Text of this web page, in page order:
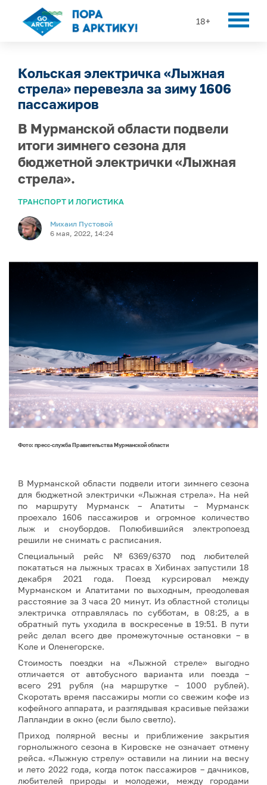
18+
Кольская электричка «Лыжная
стрела» перевезла за зиму 1606
пассажиров
В Мурманской области подвели
итоги зимнего сезона для
бюджетной электрички «Лыжная
стрела».
ТРАНСПОРТ И ЛОГИСТИКА
Михаил Пустовой
6 мая, 2022, 14:24
Фото: пресс-служба Правительства Мурманской области
В Мурманской области подвели итоги зимнего сезона
для бюджетной электрички «Лыжная стрела». На ней
по маршруту Мурманск – Апатиты – Мурманск
проехало 1606 пассажиров и огромное количество
лыж и сноубордов. Полюбившийся электропоезд
решили не снимать с расписания.
Специальный рейс №6369/6370 под любителей
покататься на лыжных трасах в Хибинах запустили 18
декабря 2021 года. Поезд курсировал между
Мурманском и Апатитами по выходным, преодолевая
расстояние за 3 часа 20 минут. Из областной столицы
электричка отправлялась по субботам, в 08:25, а в
обратный путь уходила в воскресенье в 19:51. В пути
рейс делал всего две промежуточные остановки – в
Коле и Оленегорске.
Стоимость поездки на «Лыжной стреле» выгодно
отличается от автобусного варианта или поезда –
всего 291 рубля (на маршрутке – 1000 рублей).
Скоротать время пассажиры могли со свежим кофе из
кофейного аппарата, и разглядывая красивые пейзажи
Лапландии в окно (если было светло).
Приход полярной весны и приближение закрытия
горнолыжного сезона в Кировске не означает отмену
рейса. «Лыжную стрелу» оставили на линии на весну
и лето 2022 года, когда поток пассажиров – дачников,
любителей природы и молодежи, между городами